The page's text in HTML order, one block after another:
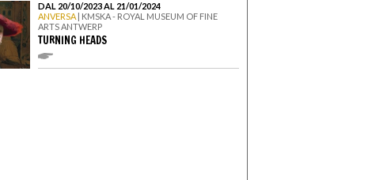
DAL 20/10/2023 AL 21/01/2024
ANVERSA | KMSKA - ROYAL MUSEUM OF FINE
ARTS ANTWERP
TURNING HEADS